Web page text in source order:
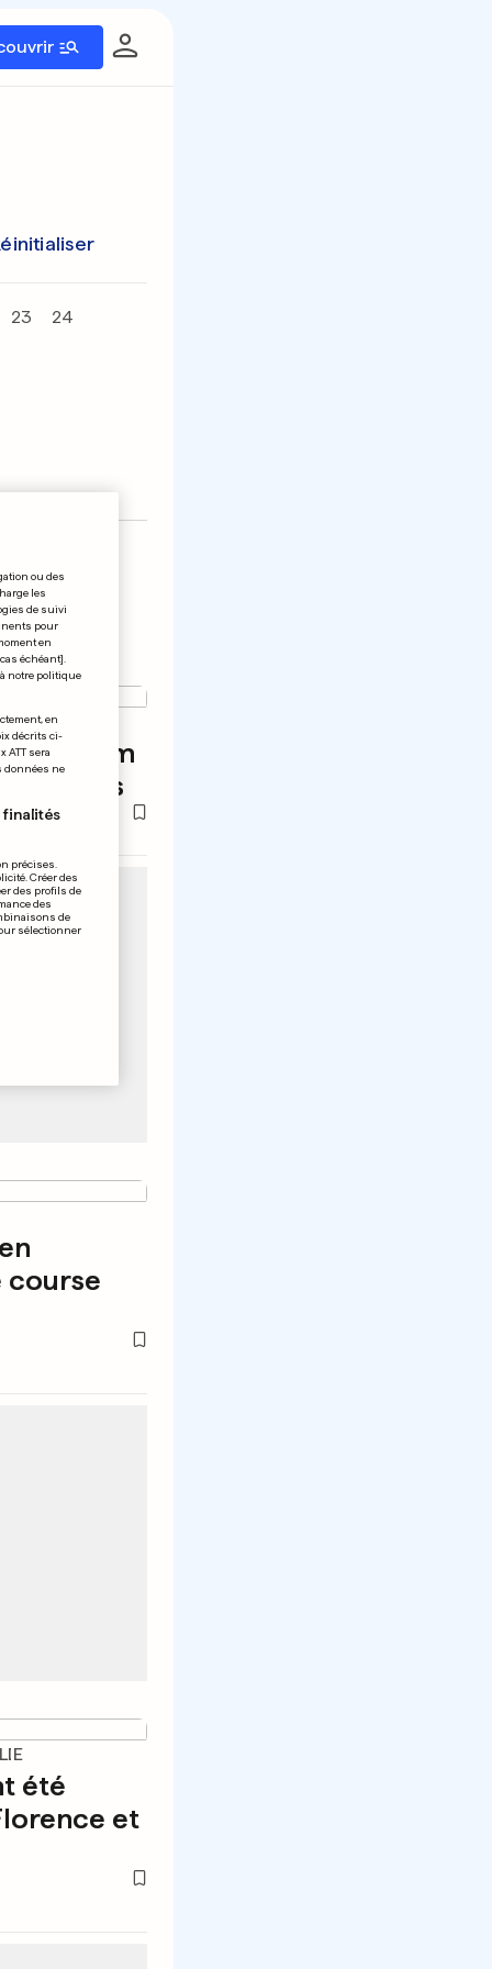
23 24
Thiem
Masters
course
été
et
ou des
les
de suivi
pour
en
échéant].
notre politique
en
décrits ci-
ATT sera
données ne
finalités
précises.
Créer des
des profils de
des
de
sélectionner